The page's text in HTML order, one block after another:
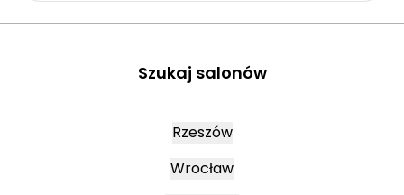
Szukaj salonów
Rzeszów
Wrocław